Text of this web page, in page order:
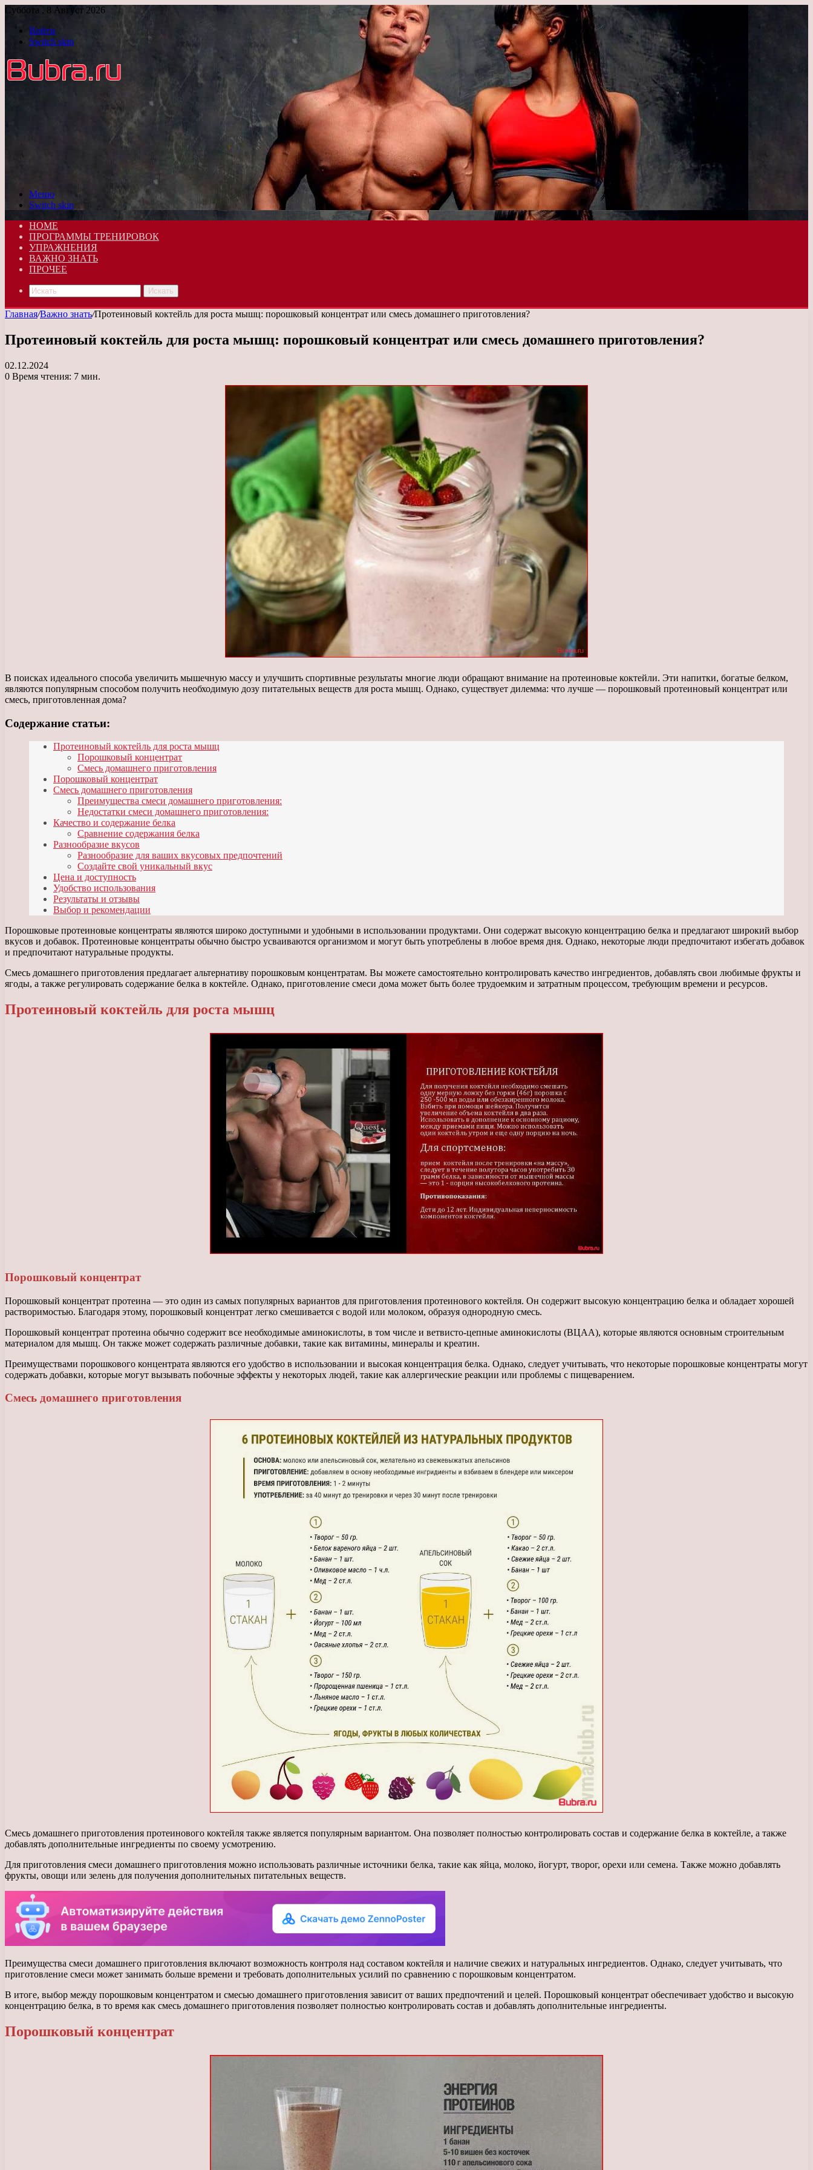
Суббота , 8 Август 2026
Войти
Switch skin
Меню
Switch skin
HOME
ПРОГРАММЫ ТРЕНИРОВОК
УПРАЖНЕНИЯ
ВАЖНО ЗНАТЬ
ПРОЧЕЕ
Искать
Главная/Важно знать/Протеиновый коктейль для роста мышц: порошковый концентрат или смесь домашнего приготовления?
Протеиновый коктейль для роста мышц: порошковый концентрат или смесь домашнего приготовления?
02.12.2024
0 Время чтения: 7 мин.
В поисках идеального способа увеличить мышечную массу и улучшить спортивные результаты многие люди обращают внимание на протеиновые коктейли. Эти напитки, богатые белком,
являются популярным способом получить необходимую дозу питательных веществ для роста мышц. Однако, существует дилемма: что лучше — порошковый протеиновый концентрат или
смесь, приготовленная дома?
Содержание статьи:
Протеиновый коктейль для роста мышц
Порошковый концентрат
Смесь домашнего приготовления
Порошковый концентрат
Смесь домашнего приготовления
Преимущества смеси домашнего приготовления:
Недостатки смеси домашнего приготовления:
Качество и содержание белка
Сравнение содержания белка
Разнообразие вкусов
Разнообразие для ваших вкусовых предпочтений
Создайте свой уникальный вкус
Цена и доступность
Удобство использования
Результаты и отзывы
Выбор и рекомендации
Порошковые протеиновые концентраты являются широко доступными и удобными в использовании продуктами. Они содержат высокую концентрацию белка и предлагают широкий выбор
вкусов и добавок. Протеиновые концентраты обычно быстро усваиваются организмом и могут быть употреблены в любое время дня. Однако, некоторые люди предпочитают избегать добавок
и предпочитают натуральные продукты.
Смесь домашнего приготовления предлагает альтернативу порошковым концентратам. Вы можете самостоятельно контролировать качество ингредиентов, добавлять свои любимые фрукты и
ягоды, а также регулировать содержание белка в коктейле. Однако, приготовление смеси дома может быть более трудоемким и затратным процессом, требующим времени и ресурсов.
Протеиновый коктейль для роста мышц
Порошковый концентрат
Порошковый концентрат протеина — это один из самых популярных вариантов для приготовления протеинового коктейля. Он содержит высокую концентрацию белка и обладает хорошей
растворимостью. Благодаря этому, порошковый концентрат легко смешивается с водой или молоком, образуя однородную смесь.
Порошковый концентрат протеина обычно содержит все необходимые аминокислоты, в том числе и ветвисто-цепные аминокислоты (ВЦАА), которые являются основным строительным
материалом для мышц. Он также может содержать различные добавки, такие как витамины, минералы и креатин.
Преимуществами порошкового концентрата являются его удобство в использовании и высокая концентрация белка. Однако, следует учитывать, что некоторые порошковые концентраты могут
содержать добавки, которые могут вызывать побочные эффекты у некоторых людей, такие как аллергические реакции или проблемы с пищеварением.
Смесь домашнего приготовления
Смесь домашнего приготовления протеинового коктейля также является популярным вариантом. Она позволяет полностью контролировать состав и содержание белка в коктейле, а также
добавлять дополнительные ингредиенты по своему усмотрению.
Для приготовления смеси домашнего приготовления можно использовать различные источники белка, такие как яйца, молоко, йогурт, творог, орехи или семена. Также можно добавлять
фрукты, овощи или зелень для получения дополнительных питательных веществ.
Преимущества смеси домашнего приготовления включают возможность контроля над составом коктейля и наличие свежих и натуральных ингредиентов. Однако, следует учитывать, что
приготовление смеси может занимать больше времени и требовать дополнительных усилий по сравнению с порошковым концентратом.
В итоге, выбор между порошковым концентратом и смесью домашнего приготовления зависит от ваших предпочтений и целей. Порошковый концентрат обеспечивает удобство и высокую
концентрацию белка, в то время как смесь домашнего приготовления позволяет полностью контролировать состав и добавлять дополнительные ингредиенты.
Порошковый концентрат